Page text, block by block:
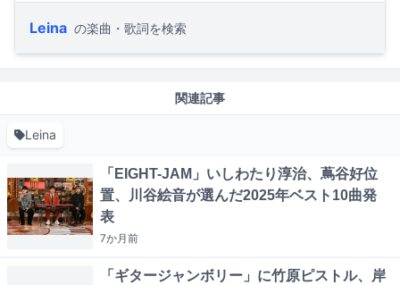
Leina の楽曲・歌詞を検索
関連記事
Leina
「EIGHT-JAM」いしわたり淳治、蔦谷好位
置、川谷絵音が選んだ2025年ベスト10曲発
表
7か月前
「ギタージャンボリー」に竹原ピストル、岸